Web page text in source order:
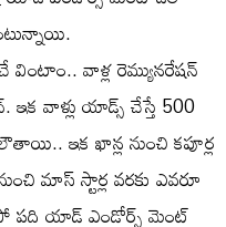
వింటాం.. వాళ్ల రెమ్యునరేషన్
ఇక వాళ్లు యాడ్స్ చేస్తే 500
ఇక ఖాన్ల నుంచి కపూర్ల
మాస్ స్టార్ల వరకు ఎవరూ
సో పది యాడ్ ఎండోర్స్ మెంట్